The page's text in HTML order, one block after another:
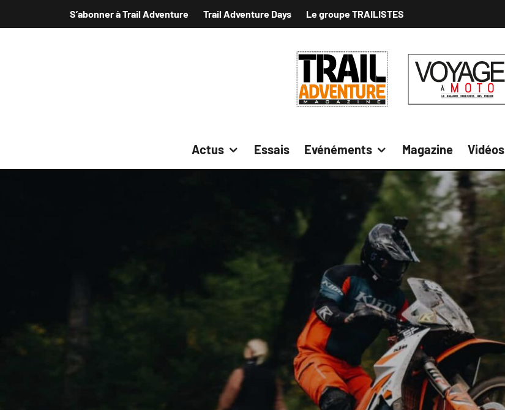
S’abonner à Trail Adventure Trail Adventure Days Le groupe TRAILISTES
Actus Essais Evénéments Magazine Vidéos